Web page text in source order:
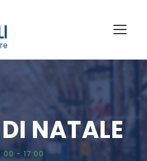
NATALE
- 17:00